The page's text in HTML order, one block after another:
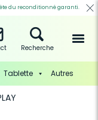
du reconditionné garanti.
Recherche
Tablette Autres